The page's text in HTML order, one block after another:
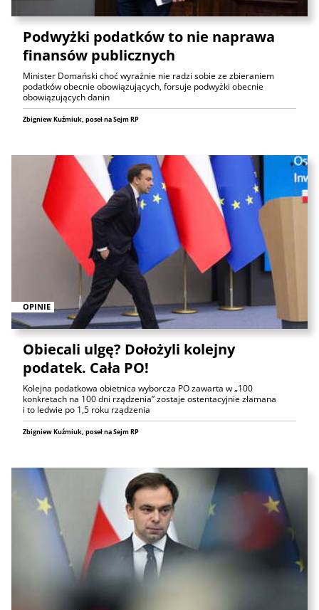
Podwyżki podatków to nie naprawa
finansów publicznych
Minister Domański choć wyraźnie nie radzi sobie ze zbieraniem
podatków obecnie obowiązujących, forsuje podwyżki obecnie
obowiązujących danin
Zbigniew Kuźmiuk, poseł na Sejm RP
OPINIE
Obiecali ulgę? Dołożyli kolejny
podatek. Cała PO!
Kolejna podatkowa obietnica wyborcza PO zawarta w „100
konkretach na 100 dni rządzenia” zostaje ostentacyjnie złamana
i to ledwie po 1,5 roku rządzenia
Zbigniew Kuźmiuk, poseł na Sejm RP